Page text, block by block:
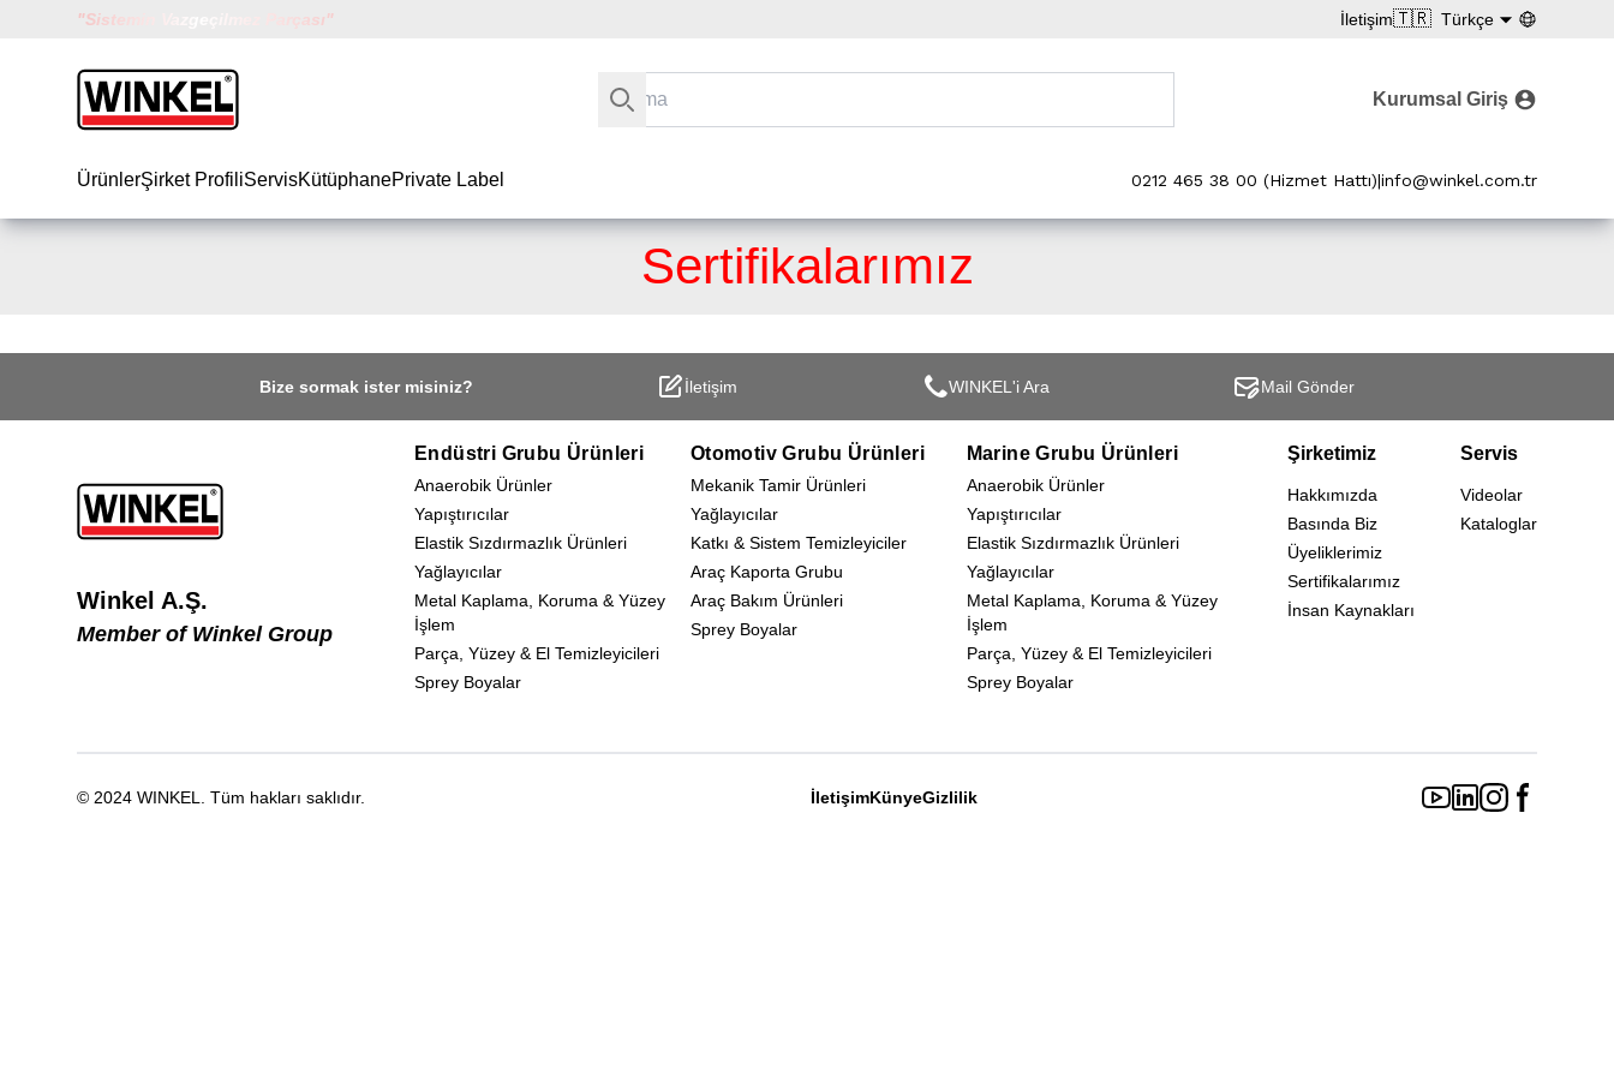
"Sistemin Vazgeçilmez Parçası" İletişim🇹🇷 Türkçe
Winkel
Arama
Kurumsal Giriş
ÜrünlerŞirket ProfiliServisKütüphanePrivate Label 0212 465 38 00 (Hizmet Hattı)|info@winkel.com.tr
Sertifikalarımız
Bize sormak ister misiniz? İletişim WINKEL'i Ara Mail Gönder
Winkel A.Ş.
Member of Winkel Group
Endüstri Grubu Ürünleri
Anaerobik Ürünler
Yapıştırıcılar
Elastik Sızdırmazlık Ürünleri
Yağlayıcılar
Metal Kaplama, Koruma & Yüzey
İşlem
Parça, Yüzey & El Temizleyicileri
Sprey Boyalar
Otomotiv Grubu Ürünleri
Mekanik Tamir Ürünleri
Yağlayıcılar
Katkı & Sistem Temizleyiciler
Araç Kaporta Grubu
Araç Bakım Ürünleri
Sprey Boyalar
Marine Grubu Ürünleri
Anaerobik Ürünler
Yapıştırıcılar
Elastik Sızdırmazlık Ürünleri
Yağlayıcılar
Metal Kaplama, Koruma & Yüzey
İşlem
Parça, Yüzey & El Temizleyicileri
Sprey Boyalar
Şirketimiz
Hakkımızda
Basında Biz
Üyeliklerimiz
Sertifikalarımız
İnsan Kaynakları
Servis
Videolar
Kataloglar
© 2024 WINKEL Tüm hakları saklıdır. İletişimKünyeGizlilik